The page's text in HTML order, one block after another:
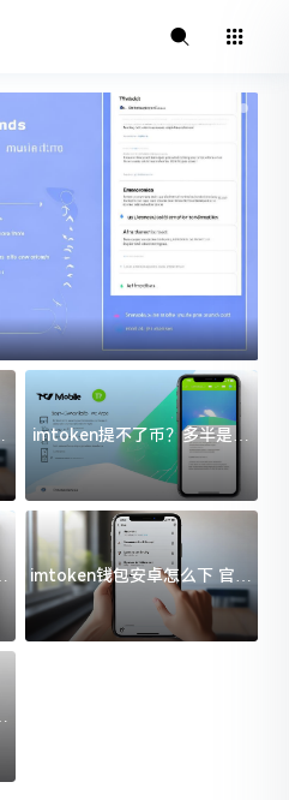
imtoken提不了币？多半是这
几件事没处理好
imtoken钱包安卓怎么下 官方
渠道避坑指南